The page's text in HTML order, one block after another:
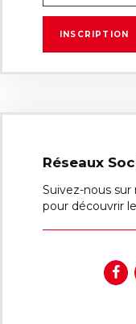
Réseaux
Suivez-nous sur
pour découvrir